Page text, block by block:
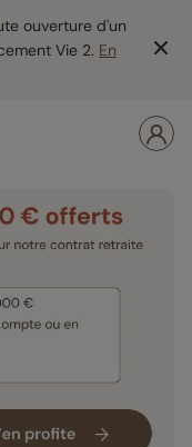
ouverture d'un
Vie 2. En